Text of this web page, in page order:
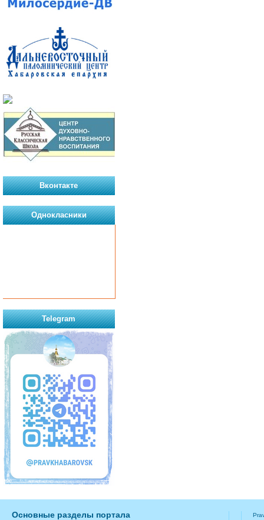
Вконтакте
Однокласники
Telegram
Основные разделы портала